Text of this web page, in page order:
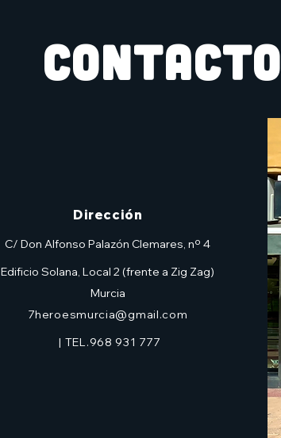
CONTACTO
Dirección
C/ Don Alfonso Palazón Clemares, nº 4
Edificio Solana, Local 2 (frente a Zig Zag)
Murcia
7heroesmurcia@gmail.com
| TEL.968 931 777